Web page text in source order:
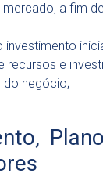
mercado, a fim
investimento
recursos e
negócio;